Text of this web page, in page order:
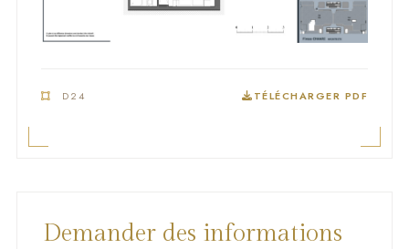
D24 TÉLÉCHARGER PDF
Demander des informations